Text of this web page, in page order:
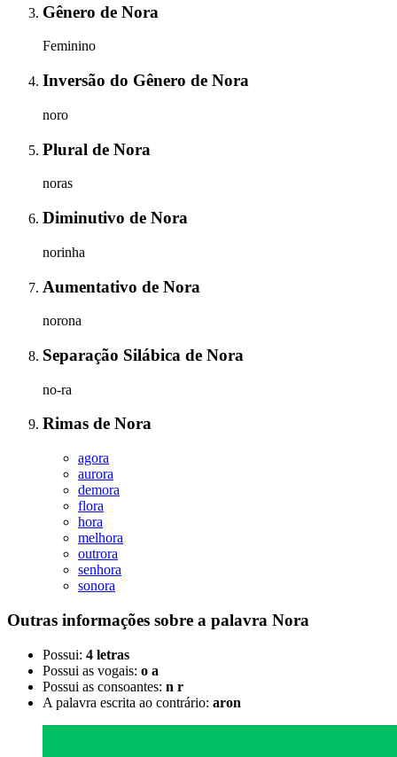
Gênero de Nora
Feminino
Inversão do Gênero de Nora
noro
Plural de Nora
noras
Diminutivo de Nora
norinha
Aumentativo de Nora
norona
Separação Silábica de Nora
no-ra
Rimas de Nora
agora
aurora
demora
flora
hora
melhora
outrora
senhora
sonora
Outras informações sobre a palavra Nora
Possui: 4 letras
Possui as vogais: o a
Possui as consoantes: n r
A palavra escrita ao contrário: aron